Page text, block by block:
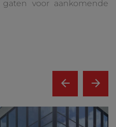
voor aankomende